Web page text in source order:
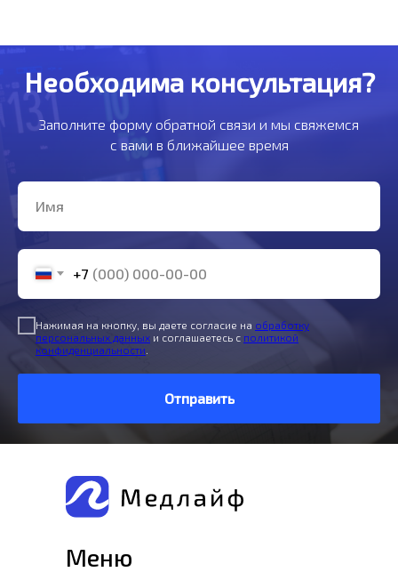
Необходима консультация?
Заполните форму обратной связи и мы свяжемся
с вами в ближайшее время
+7
Нажимая на кнопку, вы даете согласие на обработку
персональных данных и соглашаетесь c политикой
конфиденциальности
Отправить
Меню